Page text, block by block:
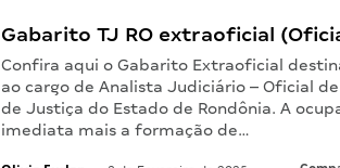
Gabarito TJ RO extraoficial
Confira aqui o Gabarito Extraoficial
ao cargo de Analista Judiciário – Oficial
de Justiça do Estado de Rondônia. A
imediata mais a formação de…